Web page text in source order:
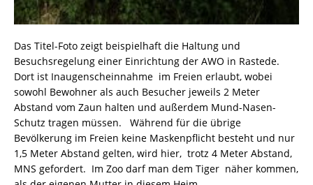
Das Titel-Foto zeigt beispielhaft die Haltung und
Besuchsregelung einer Einrichtung der AWO in Rastede.
Dort ist Inaugenscheinnahme im Freien erlaubt, wobei
sowohl Bewohner als auch Besucher jeweils 2 Meter
Abstand vom Zaun halten und außerdem Mund-Nasen-
Schutz tragen müssen. Während für die übrige
Bevölkerung im Freien keine Maskenpflicht besteht und nur
1,5 Meter Abstand gelten, wird hier, trotz 4 Meter Abstand,
MNS gefordert. Im Zoo darf man dem Tiger näher kommen,